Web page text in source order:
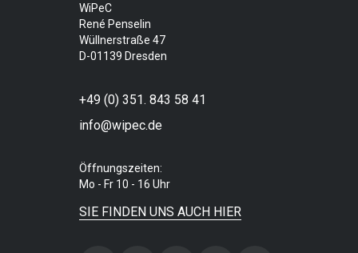
WiPeC
René Penselin
Wüllnerstraße 47
D-01139 Dresden
+49 (0) 351. 843 58 41
info@wipec.de
Öffnungszeiten:
Mo - Fr 10 - 16 Uhr
SIE FINDEN UNS AUCH HIER